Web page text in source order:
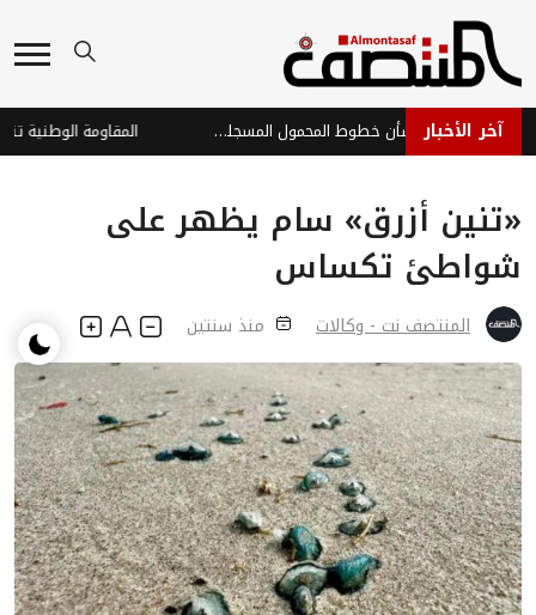
آخر الأخبار تنظيم الاتصالات يوضح بشأن خطوط المحمول المسجلة بأسماء مواطنين دون علمهم المقاومة الوطنية
«تنين أزرق» سام يظهر على
شواطئ تكساس
المنتصف نت - وكالات منذ سنتين